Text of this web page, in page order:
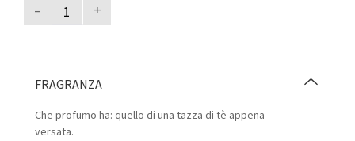
– +
FRAGRANZA
Che profumo ha: quello di una tazza di tè appena
versata.